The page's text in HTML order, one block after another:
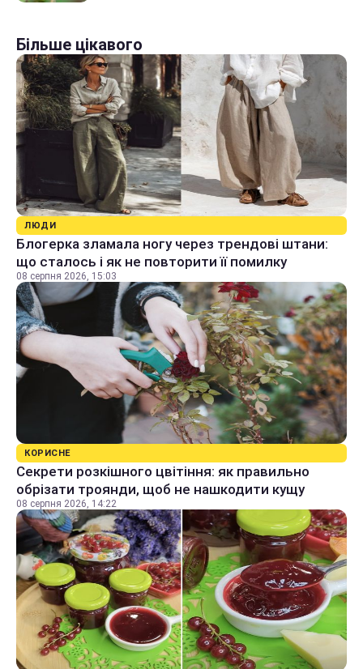
Більше цікавого
ЛЮДИ
Блогерка зламала ногу через трендові штани:
що сталось і як не повторити її помилку
08 серпня 2026, 15:03
КОРИСНЕ
Секрети розкішного цвітіння: як правильно
обрізати троянди, щоб не нашкодити кущу
08 серпня 2026, 14:22